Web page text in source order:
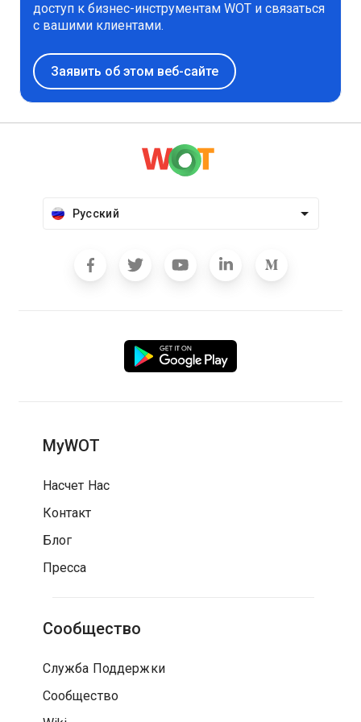
доступ к бизнес-инструментам WOT и связаться
с вашими клиентами.
Заявить об этом веб-сайте
Русский
MyWOT
Насчет Нас
Контакт
Блог
Пресса
Сообщество
Служба Поддержки
Сообщество